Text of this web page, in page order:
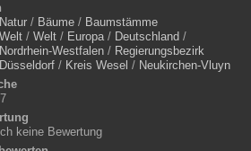
Natur/ Bäume/ Baumstämme
Welt/ Welt/ Europa/ Deutschland /
Nordrhein-Westfalen/ Regierungsbezirk
Düsseldorf/ Kreis Wesel / Neukirchen-Vluyn
keine Bewertung